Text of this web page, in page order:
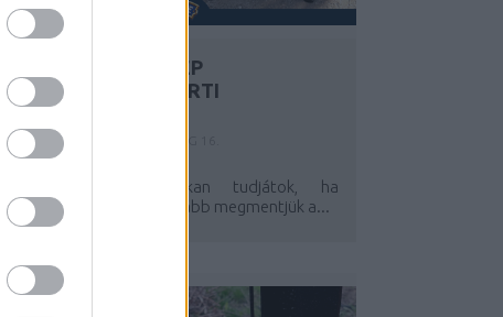
EGY RÉGI VARRÓGÉP
ÚJJÁSZÜLETÉSE KERTI
ASZTALKÉNT
BY: SZÍNES_ÖTLETEK
Ahogy ezt már sokan tudjátok, ha
lehetőségünk nyílik rá, inkább megmentjük a...